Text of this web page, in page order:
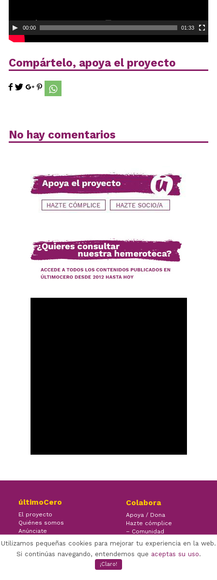
00:00 01:33
Compártelo, apoya el proyecto
No hay comentarios
últimoCero
El proyecto
Quiénes somos
Anúnciate
Colabora
Apoya / Dona
Hazte cómplice
– Comunidad
– Ayuda
Utilizamos pequeñas cookies para mejorar tu experiencia en la web.
Si continúas navegando, entendemos que aceptas su uso.
¡Claro!